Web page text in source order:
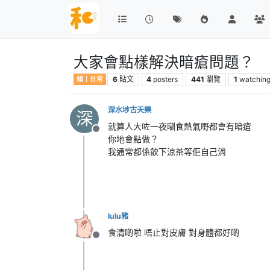
大家會點樣解決暗瘡問題？
傾｜日常 6 貼文 4 posters 441 瀏覽 1 watching
深
離線
深水埗古天樂
就算人大咗一夜瞓食熱氣嘢都會有暗瘡
你地會點做？
我通常都係飲下涼茶等佢自己消
離線
lulu豬
食清啲啦 唔止對皮膚 對身體都好啲